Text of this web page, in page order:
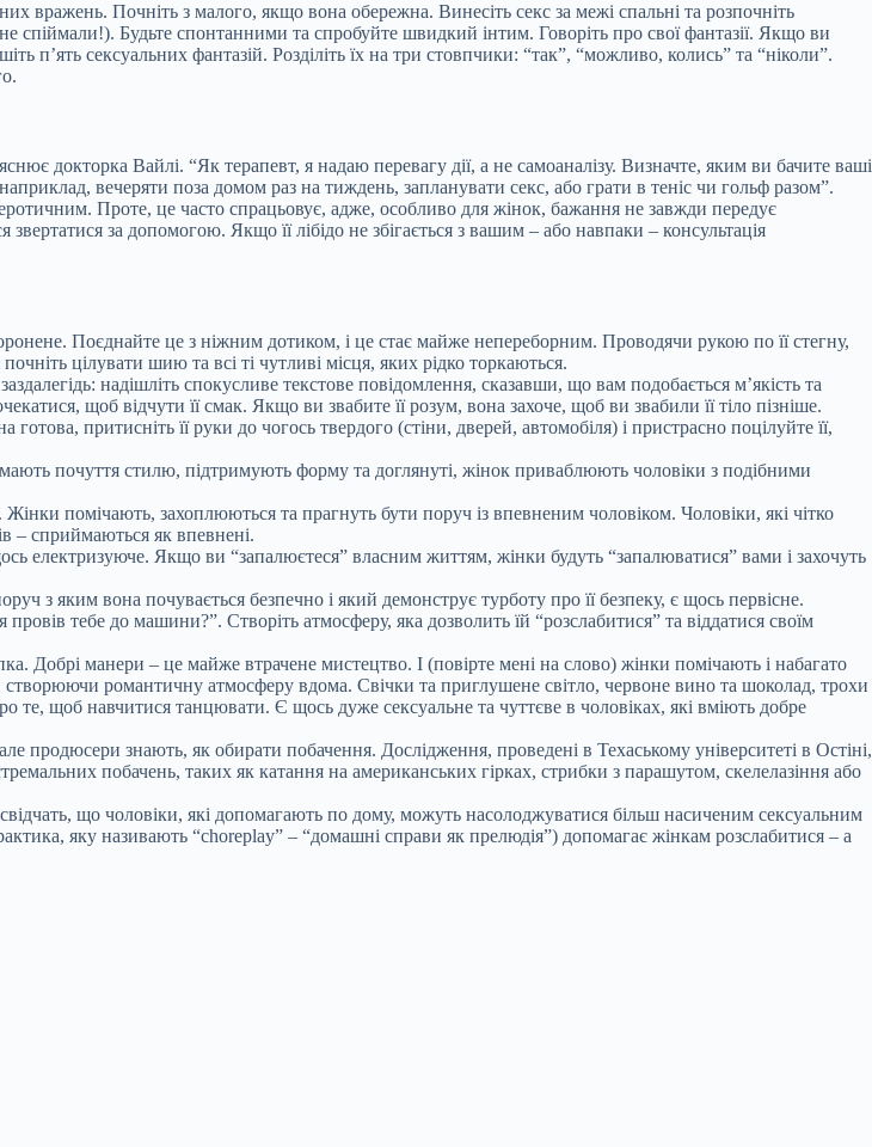
Почніть з малого, якщо вона обережна. Винесіть секс за межі спальні та розпочніть
спіймали!). Будьте спонтанними та спробуйте швидкий інтим. Говоріть про свої фантазії. Якщо ви
п’ять сексуальних фантазій. Розділіть їх на три стовпчики: “так”, “можливо, колись” та “ніколи”.
докторка Вайлі. “Як терапевт, я надаю перевагу дії, а не самоаналізу. Визначте, яким ви бачите ваші
вечеряти поза домом раз на тиждень, запланувати секс, або грати в теніс чи гольф разом”.
Проте, це часто спрацьовує, адже, особливо для жінок, бажання не завжди передує
за допомогою. Якщо її лібідо не збігається з вашим – або навпаки – консультація
Поєднайте це з ніжним дотиком, і це стає майже непереборним. Проводячи рукою по її стегну,
цілувати шию та всі ті чутливі місця, яких рідко торкаються.
надішліть спокусливе текстове повідомлення, сказавши, що вам подобається м’якість та
щоб відчути її смак. Якщо ви звабите її розум, вона захоче, щоб ви звабили її тіло пізніше.
притисніть її руки до чогось твердого (стіни, дверей, автомобіля) і пристрасно поцілуйте її,
почуття стилю, підтримують форму та доглянуті, жінок приваблюють чоловіки з подібними
помічають, захоплюються та прагнуть бути поруч із впевненим чоловіком. Чоловіки, які чітко
– сприймаються як впевнені.
електризуюче. Якщо ви “запалюєтеся” власним життям, жінки будуть “запалюватися” вами і захочуть
з яким вона почувається безпечно і який демонструє турботу про її безпеку, є щось первісне.
тебе до машини?”. Створіть атмосферу, яка дозволить їй “розслабитися” та віддатися своїм
Добрі манери – це майже втрачене мистецтво. І (повірте мені на слово) жінки помічають і набагато
романтичну атмосферу вдома. Свічки та приглушене світло, червоне вино та шоколад, трохи
щоб навчитися танцювати. Є щось дуже сексуальне та чуттєве в чоловіках, які вміють добре
продюсери знають, як обирати побачення. Дослідження, проведені в Техаському університеті в Остіні,
побачень, таких як катання на американських гірках, стрибки з парашутом, скелелазіння або
що чоловіки, які допомагають по дому, можуть насолоджуватися більш насиченим сексуальним
яку називають “choreplay” – “домашні справи як прелюдія”) допомагає жінкам розслабитися – а